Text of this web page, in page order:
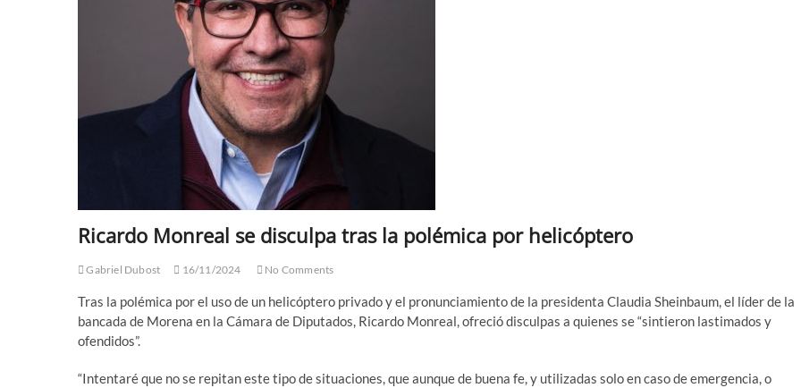
Ricardo Monreal se disculpa tras la polémica por helicóptero
Gabriel Dubost 16/11/2024 No Comments
Tras la polémica por el uso de un helicóptero privado y el pronunciamiento de la presidenta Claudia Sheinbaum, el líder de la
bancada de Morena en la Cámara de Diputados, Ricardo Monreal, ofreció disculpas a quienes se “sintieron lastimados y
ofendidos”.
“Intentaré que no se repitan este tipo de situaciones, que aunque de buena fe, y utilizadas solo en caso de emergencia, o